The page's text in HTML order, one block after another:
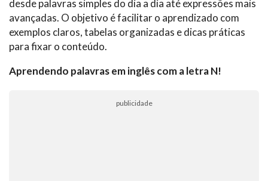
desde palavras simples do dia a dia até expressões mais
avançadas. O objetivo é facilitar o aprendizado com
exemplos claros, tabelas organizadas e dicas práticas
para fixar o conteúdo.
Aprendendo palavras em inglês com a letra N!
publicidade